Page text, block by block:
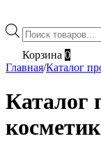
Поиск
товаров
Корзина 0
Главная/Каталог
Каталог